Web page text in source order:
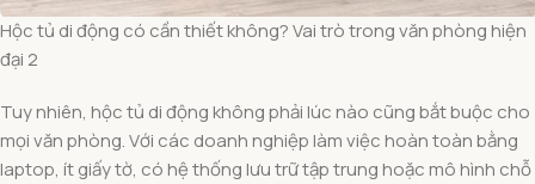
Hộc tủ di động có cần thiết không? Vai trò trong văn phòng hiện
đại 2
Tuy nhiên, hộc tủ di động không phải lúc nào cũng bắt buộc cho
mọi văn phòng. Với các doanh nghiệp làm việc hoàn toàn bằng
laptop, ít giấy tờ, có hệ thống lưu trữ tập trung hoặc mô hình chỗ